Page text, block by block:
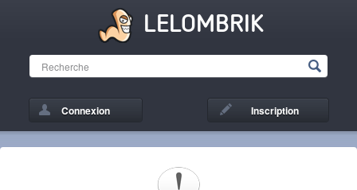
LELOMBRIK
Connexion Inscription